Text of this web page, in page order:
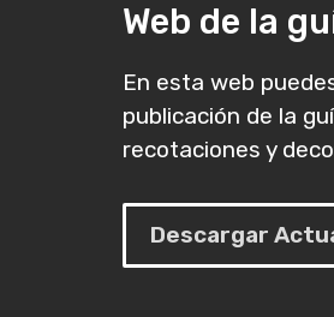
Web de la
En esta web
publicación de la
recotaciones y
Descargar